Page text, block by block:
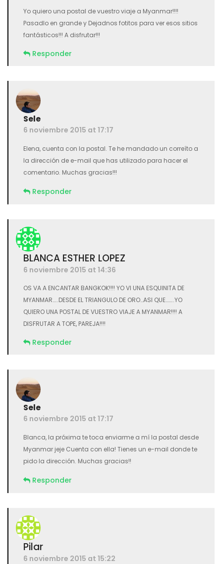
Yo quiero una postal de vuestro viaje a Myanmar!!!!
Pasadlo en grande y Dejadnos fotitos para ver esos sitios
fantásticos!!! A disfrutar!!!
Responder
Sele
6 noviembre 2015 at 17:17
Elena, cuenta con la postal. Te he mandado un correíto a
la dirección de e-mail que has utilizado para hacer el
comentario. Muchas gracias!!!
Responder
BLANCA ESTHER LOPEZ
6 noviembre 2015 at 14:36
OS VA A ENCANTAR BANGKOK!!!! YO VI UNA ESQUINITA DE
MYANMAR…..DESDE EL TRIANGULO DE ORO…ASI QUE……..YO
QUIERO UNA POSTAL DE VUESTRO VIAJE A MYANMAR!!!! A
DISFRUTAR A TOPE, PAREJA!!!!
Responder
Sele
6 noviembre 2015 at 17:17
Blanca, la próxima te toca enviarme a mí la postal desde
Myanmar jeje Cuenta con ella! Tienes un e-mail donde te
pido la dirección. Muchas gracias!!
Responder
Pilar
6 noviembre 2015 at 15:22